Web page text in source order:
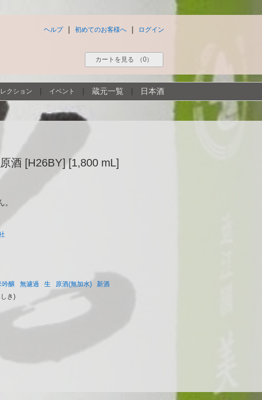
ログイン
初めてのお客様へ
ヘルプ
カートを見る （0）
クション イベント 蔵元一覧 日本酒
酒 [H26BY] [1,800 mL]
吟醸 無濾過 生 原酒(無加水)
新酒
き)